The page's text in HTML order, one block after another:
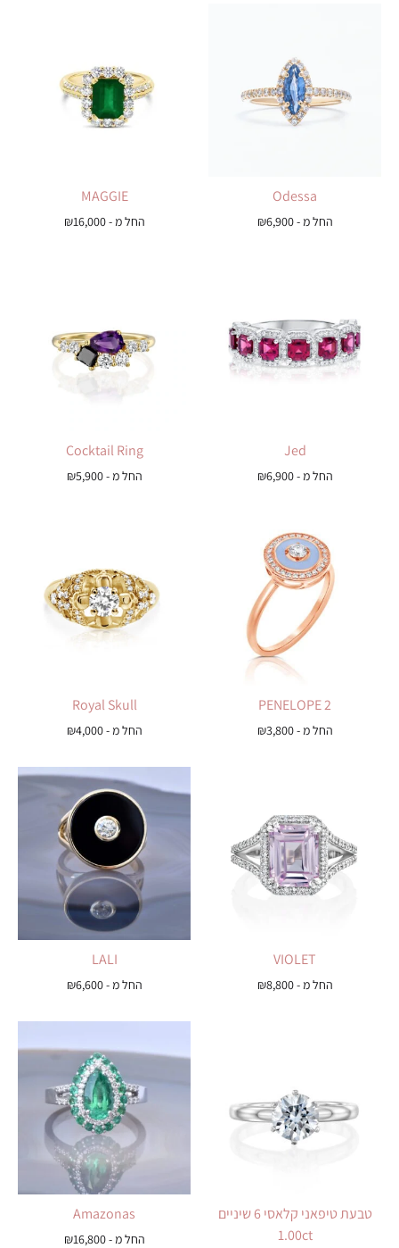
Odessa
החל מ - ₪6,900
MAGGIE
החל מ - ₪16,000
Jed
החל מ - ₪6,900
Cocktail Ring
החל מ - ₪5,900
PENELOPE 2
החל מ - ₪3,800
Royal Skull
החל מ - ₪4,000
VIOLET
החל מ - ₪8,800
LALI
החל מ - ₪6,600
טבעת טיפאני קלאסי 6 שיניים
1.00ct
Amazonas
החל מ - ₪16,800